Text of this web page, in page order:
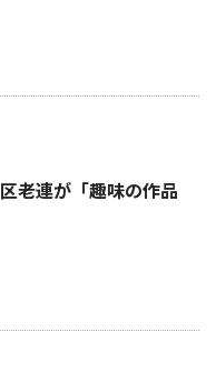
老連が「趣味の作品